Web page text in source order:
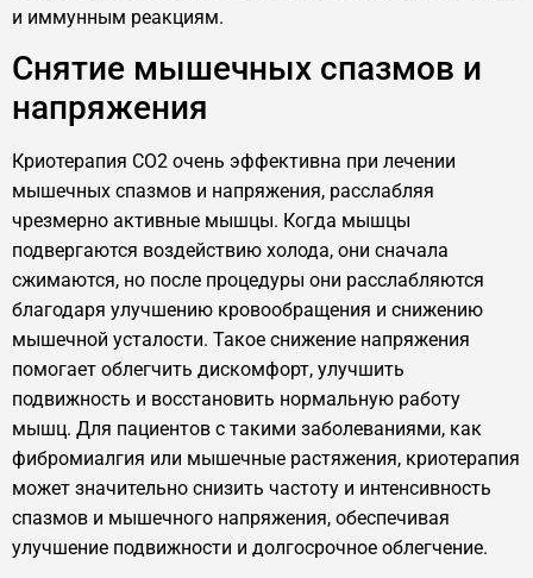
и иммунным реакциям.
Снятие мышечных спазмов и
напряжения
Криотерапия CO2 очень эффективна при лечении
мышечных спазмов и напряжения, расслабляя
чрезмерно активные мышцы. Когда мышцы
подвергаются воздействию холода, они сначала
сжимаются, но после процедуры они расслабляются
благодаря улучшению кровообращения и снижению
мышечной усталости. Такое снижение напряжения
помогает облегчить дискомфорт, улучшить
подвижность и восстановить нормальную работу
мышц. Для пациентов с такими заболеваниями, как
фибромиалгия или мышечные растяжения, криотерапия
может значительно снизить частоту и интенсивность
спазмов и мышечного напряжения, обеспечивая
улучшение подвижности и долгосрочное облегчение.